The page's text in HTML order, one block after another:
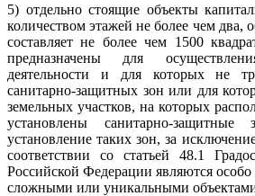
5) отдельно стоящие объекты
количеством этажей не более чем два,
составляет не более чем 1500
предназначены для
деятельности и для которых не
санитарно-защитных зон или для
земельных участков, на которых
установлены санитарно-
установление таких зон, за
соответствии со статьей 48.1
Российской Федерации являются
сложными или уникальными